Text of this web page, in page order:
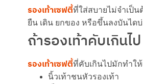
รองเท้าเซฟตี้ที่ใส่สบายไม่จำเป็
ยืน เดิน ยกของ หรือขึ้นลงบันได
ถ้ารองเท้าคับเกินไป
รองเท้าเซฟตี้ที่คับเกินไปมักทำใ
นิ้วเท้าชนหัวรองเท้า